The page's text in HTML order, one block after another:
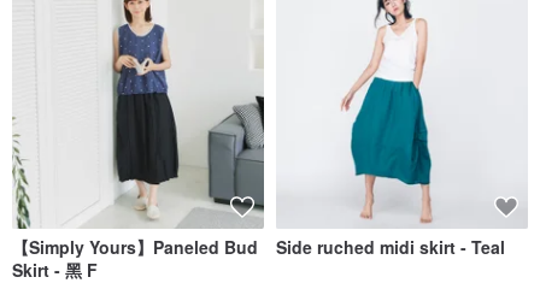
【Simply Yours】Paneled Bud
Skirt - 黑 F
Side ruched midi skirt - Teal